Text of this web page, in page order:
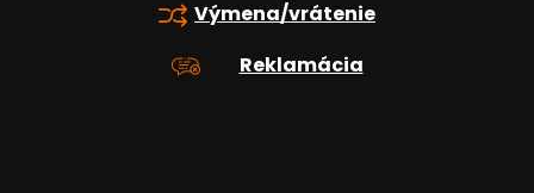
Výmena/vrátenie
Reklamácia